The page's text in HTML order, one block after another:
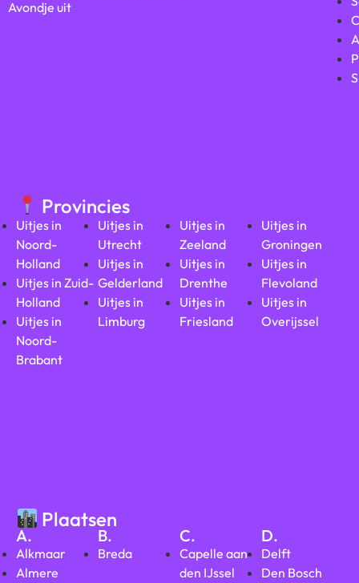
Avondje uit
Provincies
Uitjes in
Noord-
Holland
Uitjes in Zuid-
Holland
Uitjes in
Noord-
Brabant
Uitjes in
Utrecht
Uitjes in
Gelderland
Uitjes in
Limburg
Uitjes in
Zeeland
Uitjes in
Drenthe
Uitjes in
Friesland
Uitjes in
Groningen
Uitjes in
Flevoland
Uitjes in
Overijssel
Plaatsen
A.
Alkmaar
Almere
B.
Breda
C.
Capelle aan
den IJssel
D.
Delft
Den Bosch